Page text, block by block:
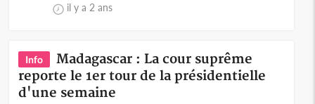
il y a 2 ans
Info
Madagascar : La cour suprême
reporte le 1er tour de la présidentielle
d'une semaine